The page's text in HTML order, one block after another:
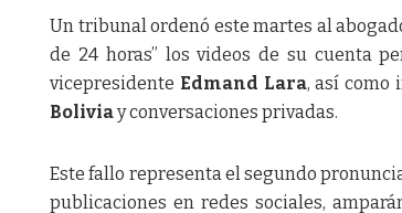
Un tribunal ordenó este martes al
de 24 horas” los videos de su cuenta
vicepresidente Edmand Lara, así como
Boliviay conversaciones privadas.
Este fallo representa el segundo
publicaciones en redes sociales,